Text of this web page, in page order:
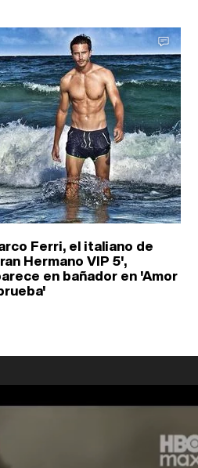
Ferri, el italiano de
Hermano VIP 5',
en bañador en 'Amor